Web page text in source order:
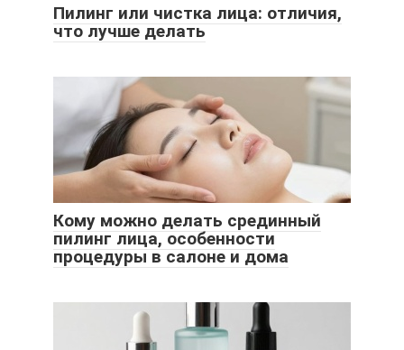
Пилинг или чистка лица: отличия,
что лучше делать
Кому можно делать срединный
пилинг лица, особенности
процедуры в салоне и дома